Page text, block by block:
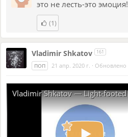
это не лесть-это эмоция!
(1)
Vladimir Shkatov 161
ПОП 21 апр. 2020 г. · Обновлено
Vladimir Shkatov — Light-footed